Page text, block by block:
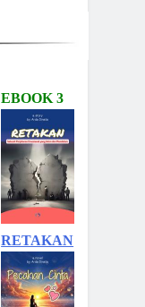
EBOOK 3
RETAKAN